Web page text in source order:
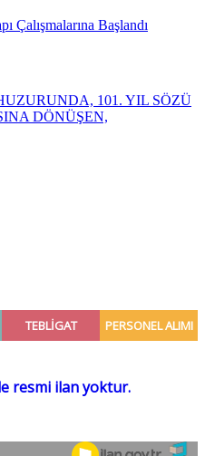
Çalışmalarına Başlandı
101. YIL SÖZÜ
DÖNÜŞEN,